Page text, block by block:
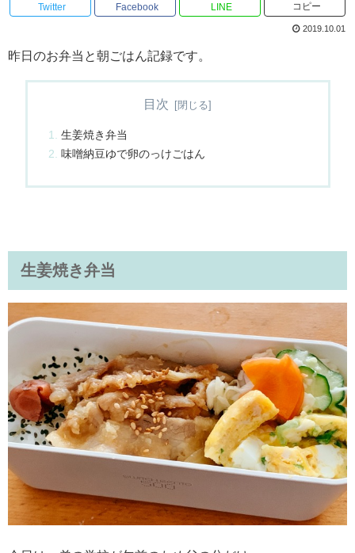
Twitter Facebook LINE コピー
2019.10.01
昨日のお弁当と朝ごはん記録です。
目次
生姜焼き弁当
味噌納豆ゆで卵のっけごはん
生姜焼き弁当